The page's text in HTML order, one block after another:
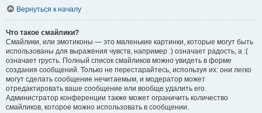
Вернуться к началу
Что такое смайлики?
Смайлики, или эмотиконы — это маленькие картинки, которые могут быть
использованы для выражения чувств, например :) означает радость, а :(
означает грусть. Полный список смайликов можно увидеть в форме
создания сообщений. Только не перестарайтесь, используя их: они легко
могут сделать сообщение нечитаемым, и модератор может
отредактировать ваше сообщение или вообще удалить его.
Администратор конференции также может ограничить количество
смайликов, которое можно использовать в сообщении.